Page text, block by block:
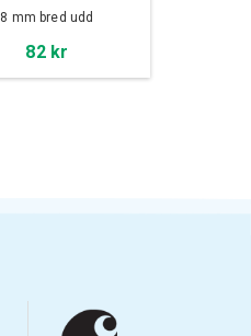
8 mm bred udd
82 kr